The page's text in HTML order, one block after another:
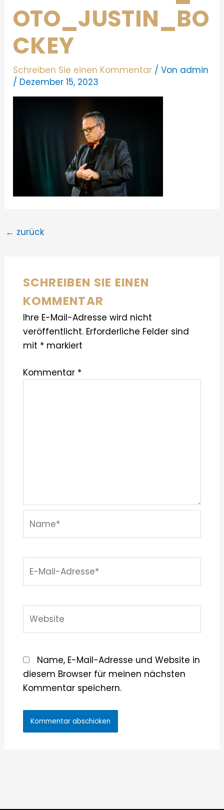
OTO_JUSTIN_BO
CKEY
Schreiben Sie einen Kommentar / Von admin
/ Dezember 15, 2023
← zurück
SCHREIBEN SIE EINEN
KOMMENTAR
Ihre E-Mail-Adresse wird nicht
veröffentlicht. Erforderliche Felder sind
mit * markiert
Kommentar *
Mail-
Name, E-Mail-Adresse und Website in
diesem Browser für meinen nächsten
Kommentar speichern.